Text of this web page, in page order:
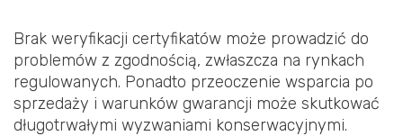
Brak weryfikacji certyfikatów może prowadzić do
problemów z zgodnością, zwłaszcza na rynkach
regulowanych. Ponadto przeoczenie wsparcia po
sprzedaży i warunków gwarancji może skutkować
długotrwałymi wyzwaniami konserwacyjnymi.